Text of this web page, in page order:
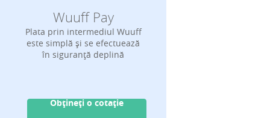
Wuuff Pay
Plata prin intermediul Wuuff
este simplă și se efectuează
în siguranță deplină
Obțineți o cotație